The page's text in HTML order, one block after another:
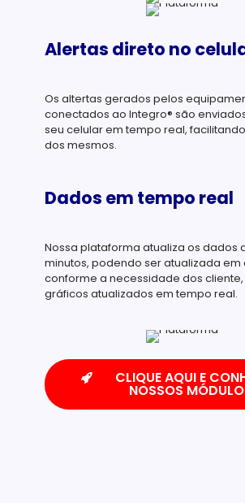
Alertas direto no
Os altertas gerados pelos
conectados ao Integro® são
seu celular em tempo real,
dos mesmos.
Dados em tempo real
Nossa plataforma atualiza os dados
minutos, podendo ser atualizada em
conforme a necessidade dos
gráficos atualizados em tempo real.
CLIQUE AQUI E
NOSSOS